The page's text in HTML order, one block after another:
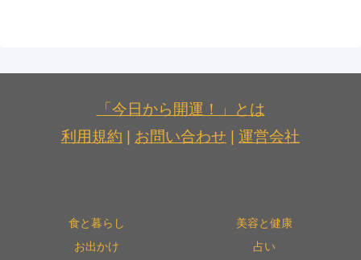
「今日から開運！」とは
利用規約
お問い合わせ 運営会社
食と暮らし
美容と健康
お出かけ
占い